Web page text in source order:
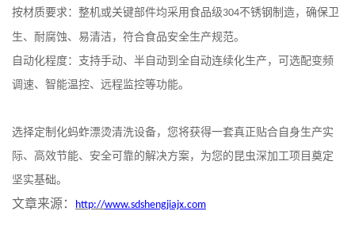
按材质要求：整机或关键部件均采用食品级304不锈钢制造，确保卫
生、耐腐蚀、易清洁，符合食品安全生产规范。
自动化程度：支持手动、半自动到全自动连续化生产，可选配变频
调速、智能温控、远程监控等功能。
选择定制化蚂蚱漂烫清洗设备，您将获得一套真正贴合自身生产实
际、高效节能、安全可靠的解决方案，为您的昆虫深加工项目奠定
坚实基础。
文章来源： http://www.sdshengjiajx.com